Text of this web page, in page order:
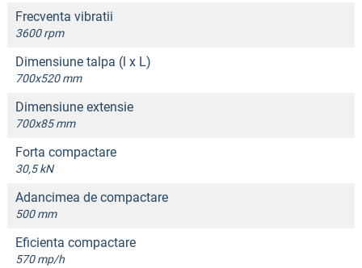
Frecventa vibratii
3600 rpm
Dimensiune talpa (l x L)
700x520 mm
Dimensiune extensie
700x85 mm
Forta compactare
30,5 kN
Adancimea de compactare
500 mm
Eficienta compactare
570 mp/h